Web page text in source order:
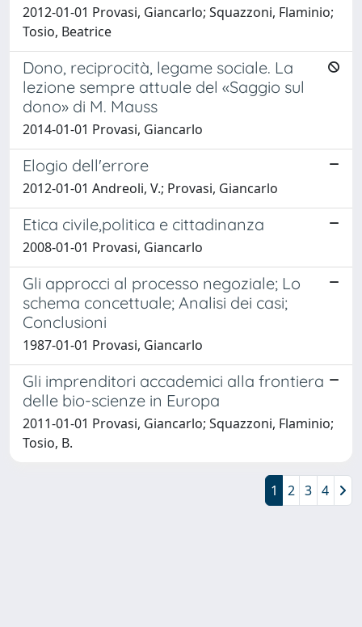
2012-01-01 Provasi, Giancarlo; Squazzoni, Flaminio;
Tosio, Beatrice
Dono, reciprocità, legame sociale. La
lezione sempre attuale del «Saggio sul
dono» di M. Mauss
2014-01-01 Provasi, Giancarlo
Elogio dell'errore
2012-01-01 Andreoli, V.; Provasi, Giancarlo
Etica civile,politica e cittadinanza
2008-01-01 Provasi, Giancarlo
Gli approcci al processo negoziale; Lo
schema concettuale; Analisi dei casi;
Conclusioni
1987-01-01 Provasi, Giancarlo
Gli imprenditori accademici alla frontiera
delle bio-scienze in Europa
2011-01-01 Provasi, Giancarlo; Squazzoni, Flaminio;
Tosio, B.
1 2 3 4